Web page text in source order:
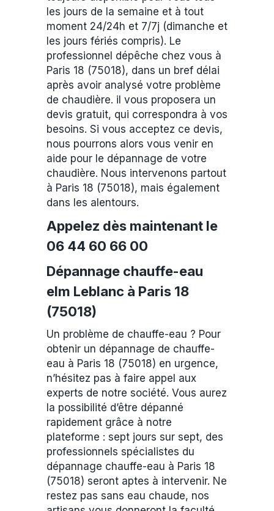
les jours de la semaine et à tout
moment 24/24h et 7/7j (dimanche et
les jours fériés compris). Le
professionnel dépêche chez vous à
Paris 18 (75018), dans un bref délai
après avoir analysé votre problème
de chaudière. il vous proposera un
devis gratuit, qui correspondra à vos
besoins. Si vous acceptez ce devis,
nous pourrons alors vous venir en
aide pour le dépannage de votre
chaudière. Nous intervenons partout
à Paris 18 (75018), mais également
dans les alentours.
Appelez dès maintenant le
06 44 60 66 00
Dépannage chauffe-eau
elm Leblanc à Paris 18
(75018)
Un problème de chauffe-eau ? Pour
obtenir un dépannage de chauffe-
eau à Paris 18 (75018) en urgence,
n’hésitez pas à faire appel aux
experts de notre société. Vous aurez
la possibilité d’être dépanné
rapidement grâce à notre
plateforme : sept jours sur sept, des
professionnels spécialistes du
dépannage chauffe-eau à Paris 18
(75018) seront aptes à intervenir. Ne
restez pas sans eau chaude, nos